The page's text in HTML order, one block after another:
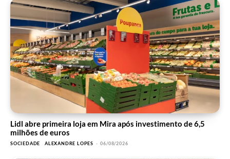
Lidl abre primeira loja em Mira após investimento de 6,5
milhões de euros
SOCIEDADE ALEXANDRE LOPES - 06/08/2026